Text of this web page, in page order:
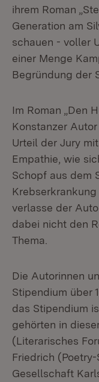
ihrem Roman
Generation am
schauen - voller
einer Menge
Begründung der
Im Roman „Den
Konstanzer
Urteil der Jury
Empathie, wie
Schopf aus dem
verlasse der
dabei nicht den
Thema.
Die Autorinnen
Stipendium über
das Stipendium
gehörten in
(Literarisches
Friedrich
Gesellschaft